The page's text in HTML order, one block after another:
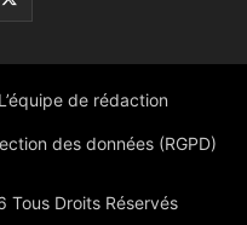
L’équipe de rédaction
des données (RGPD)
Droits Réservés